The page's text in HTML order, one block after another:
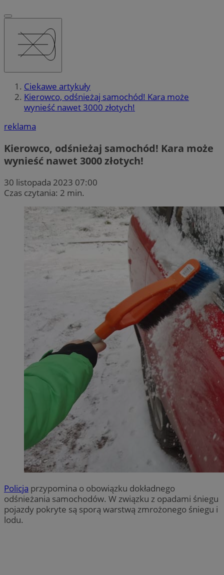
Ciekawe artykuły
Kierowco, odśnieżaj samochód! Kara może
wynieść nawet 3000 złotych!
reklama
Kierowco, odśnieżaj samochód! Kara może
wynieść nawet 3000 złotych!
30 listopada 2023 07:00
Czas czytania: 2 min.
Policja przypomina o obowiązku dokładnego
odśnieżania samochodów. W związku z opadami śniegu
pojazdy pokryte są sporą warstwą zmrożonego śniegu i
lodu.